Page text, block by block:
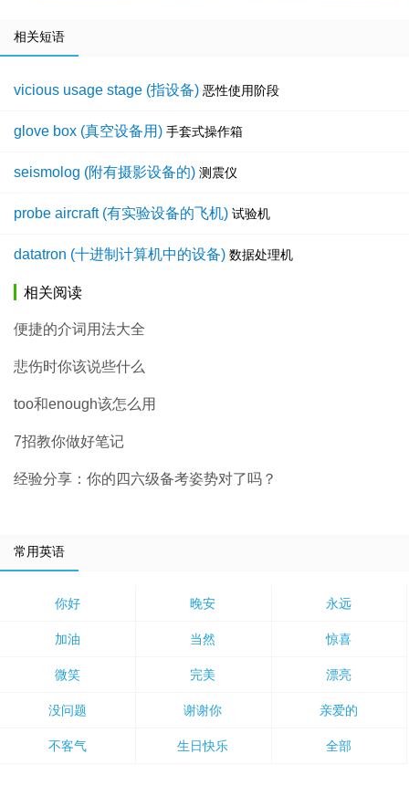
相关短语
vicious usage stage (指设备) 恶性使用阶段
glove box (真空设备用) 手套式操作箱
seismolog (附有摄影设备的) 测震仪
probe aircraft (有实验设备的飞机) 试验机
datatron (十进制计算机中的设备) 数据处理机
相关阅读
便捷的介词用法大全
悲伤时你该说些什么
too和enough该怎么用
7招教你做好笔记
经验分享：你的四六级备考姿势对了吗？
常用英语
你好 晚安 永远
加油 当然 惊喜
微笑 完美 漂亮
没问题 谢谢你 亲爱的
不客气 生日快乐 全部